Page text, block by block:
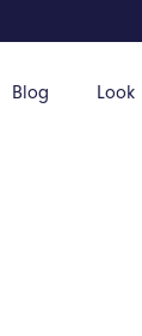
Blog Look